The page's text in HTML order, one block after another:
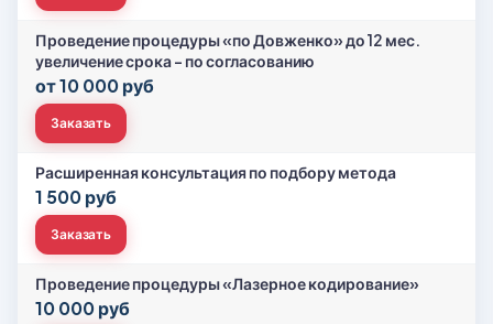
Проведение процедуры «по Довженко» до 12 мес.
увеличение срока - по согласованию
от 10 000 руб
Заказать
Расширенная консультация по подбору метода
1 500 руб
Заказать
Проведение процедуры «Лазерное кодирование»
10 000 руб